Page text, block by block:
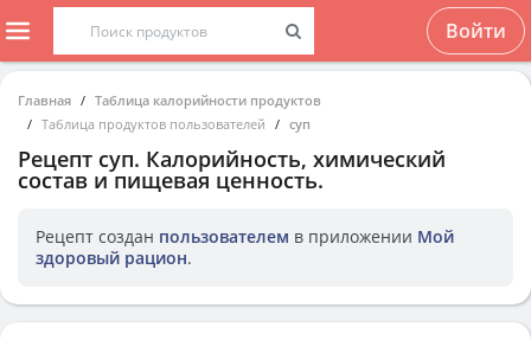
Войти
Главная
Таблица калорийности продуктов
Таблица продуктов пользователей
суп
Рецепт суп. Калорийность, химический
состав и пищевая ценность.
Рецепт создан пользователем в приложении Мой
здоровый рацион.